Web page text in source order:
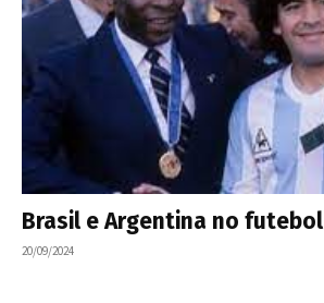
Brasil e Argentina no futebol
20/09/2024